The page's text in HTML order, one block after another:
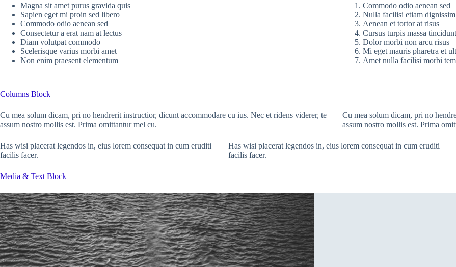
Magna sit amet purus gravida quis
Sapien eget mi proin sed libero
Commodo odio aenean sed
Consectetur a erat nam at lectus
Diam volutpat commodo
Scelerisque varius morbi amet
Non enim praesent elementum
Commodo odio aenean sed
Nulla facilisi etiam dignissim
Aenean et tortor at risus
Cursus turpis massa
Dolor morbi non arcu risus
Mi eget mauris pharetra et
Amet nulla facilisi morbi
Columns Block
Cu mea solum dicam, pri no hendrerit instructior, dicunt accommodare cu ius. Nec et ridens viderer, te
assum nostro mollis est. Prima omittantur mel cu.
Cu mea solum dicam, pri no
assum nostro mollis est. Prima
Has wisi placerat legendos in, eius lorem consequat in cum eruditi
facilis facer.
Has wisi placerat legendos in, eius lorem consequat in cum eruditi
facilis facer.
Media & Text Block